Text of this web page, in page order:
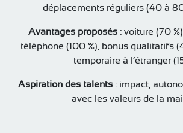
déplacements réguliers (40 à
Avantages proposés: voiture (70
téléphone (100 %), bonus qualitatifs
temporaire à l’étranger
Aspiration des talents: impact,
avec les valeurs de la